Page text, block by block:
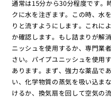
通常は15分から30分程度です。
クに水を注ぎます。この時、水
りと流すようにします。これに
か確認します。もし詰まりが解
ニッシュを使用するか、専門業
さい。パイプユニッシュを使用
あります。まず、強力な薬品で
い、化学物質の蒸気を吸い込ま
けるか、換気扇を回して空気の